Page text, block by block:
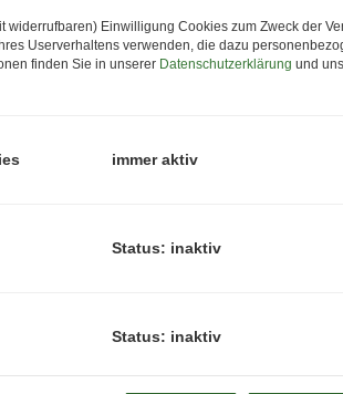
widerrufbaren) Einwilligung Cookies zum Zweck der
Userverhaltens verwenden, die dazu
finden Sie in unserer Datenschutzerklärung und
immer aktiv
Status: inaktiv
Status: inaktiv